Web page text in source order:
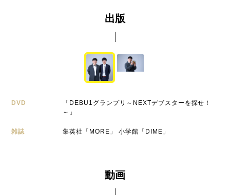
出版
DVD
「DEBU1グランプリ～NEXTデブスターを探せ！
～」
雑誌 集英社「MORE」 小学館「DIME」
動画